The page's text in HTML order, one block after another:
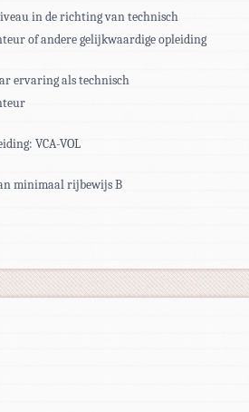
in de richting van technisch
of andere gelijkwaardige opleiding
ervaring als technisch
VCA-VOL
minimaal rijbewijs B